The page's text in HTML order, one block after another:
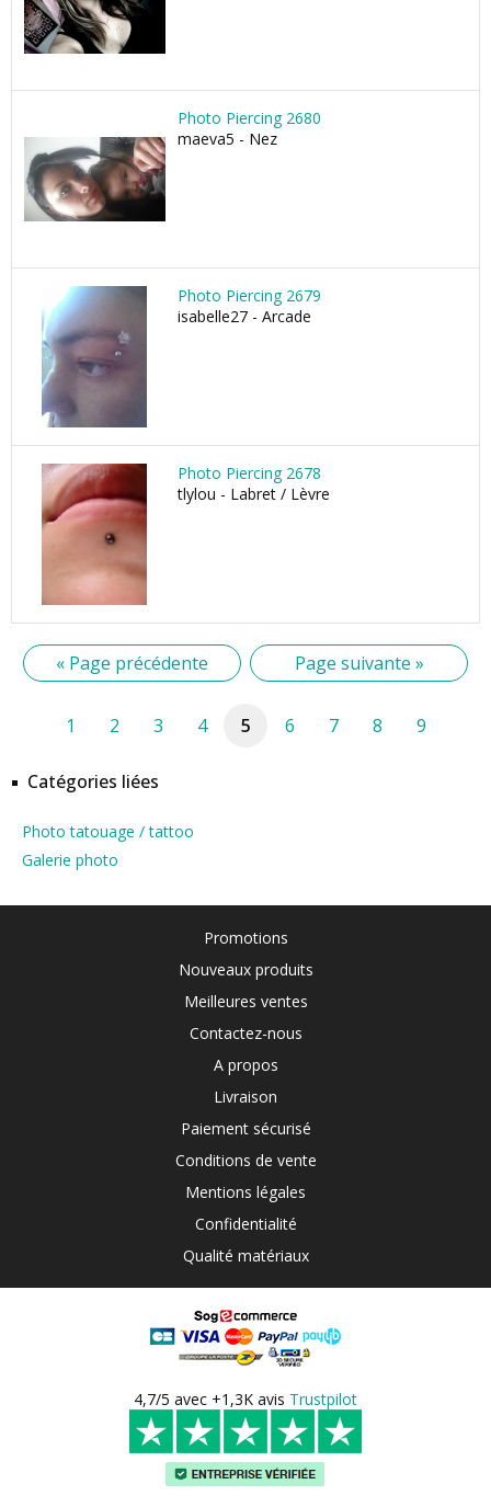
Photo Piercing 2680
maeva5 - Nez
Photo Piercing 2679
isabelle27 - Arcade
Photo Piercing 2678
tlylou - Labret / Lèvre
« Page précédente Page suivante »
1 2 3 4 5 6 7 8 9
Catégories liées
Photo tatouage / tattoo
Galerie photo
Promotions
Nouveaux produits
Meilleures ventes
Contactez-nous
A propos
Livraison
Paiement sécurisé
Conditions de vente
Mentions légales
Confidentialité
Qualité matériaux
4,7/5 avec +1,3K avis Trustpilot